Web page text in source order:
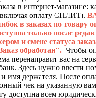
в интернет-магазине:
оплату СПЛИТ).
в заказах по товару
только после
и смене статуса
обработан". Чтобы
перенаправит вас на
Здесь нужно ввести
и имя держателя. После
чек на указанную
доступна всем